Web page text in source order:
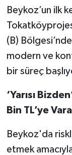
Beykoz’un ilk
(B)
modern ve
bir süreç
‘Yarısı
Bin TL’ye
Beykoz'da
etmek